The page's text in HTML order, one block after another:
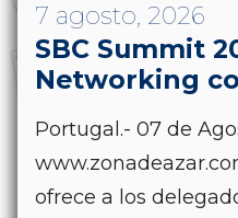
7 agosto, 2026
SBC Summit
Networking
Portugal.- 07 de
ofrece a los